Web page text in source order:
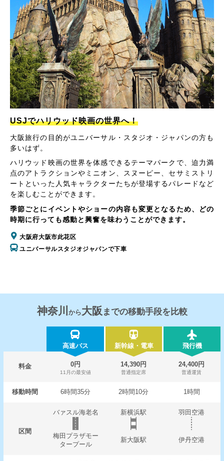
USJでハリウッド映画の世界へ！
大阪旅行の目的がユニバーサル・スタジオ・ジャパンの方も
多いはず。
ハリウッド映画の世界を体感できるテーマパークで、迫力満
点のアトラクションやミニオン、スヌーピー、セサミストリ
ートといった人気キャラクターたちが登場するパレードなど
を楽しむことができます。
季節ごとにイベントやショーの内容も変更となるため、どの
時期に行っても感動と興奮を味わうことができます。
大阪府大阪市此花区
ユニバーサルスタジオジャパンで下車
神奈川 から大阪 までの移動手段を比較
高速バス 新幹線・電車 飛行機
料金 0円
11月の最安値
14,390円
普通指定席
24,400円
普通運賃
移動時間 6時間35分 2時間10分 1時間
区間
バァスル海老名 新横浜駅 羽田空港
梅田プラザモー
タープール
新大阪駅 伊丹空港